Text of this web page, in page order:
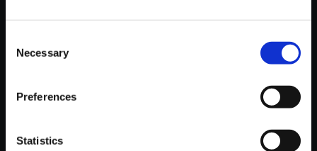
Selection
Necessary
Preferences
Statistics
おすすめ商品